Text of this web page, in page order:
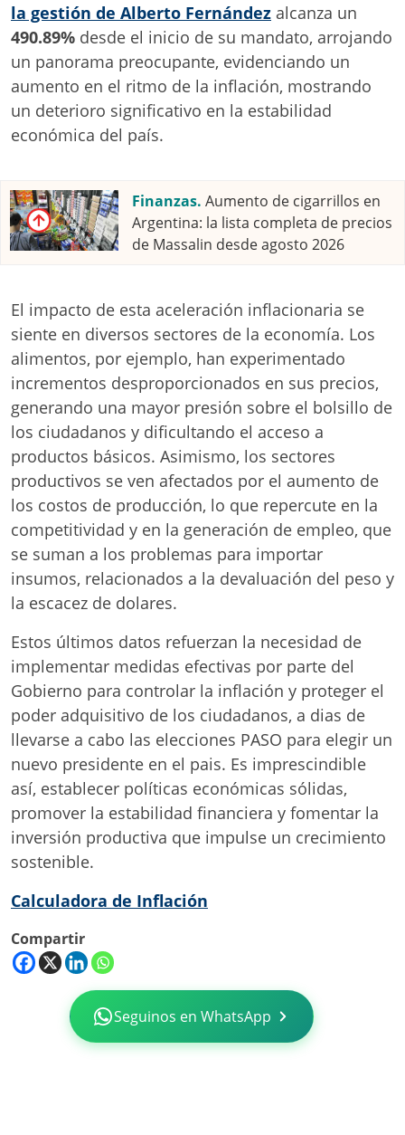
la gestión de Alberto Fernández alcanza un
490.89% desde el inicio de su mandato, arrojando
un panorama preocupante, evidenciando un
aumento en el ritmo de la inflación, mostrando
un deterioro significativo en la estabilidad
económica del país.
Finanzas. Aumento de cigarrillos en
Argentina: la lista completa de precios
de Massalin desde agosto 2026
El impacto de esta aceleración inflacionaria se
siente en diversos sectores de la economía. Los
alimentos, por ejemplo, han experimentado
incrementos desproporcionados en sus precios,
generando una mayor presión sobre el bolsillo de
los ciudadanos y dificultando el acceso a
productos básicos. Asimismo, los sectores
productivos se ven afectados por el aumento de
los costos de producción, lo que repercute en la
competitividad y en la generación de empleo, que
se suman a los problemas para importar
insumos, relacionados a la devaluación del peso y
la escacez de dolares.
Estos últimos datos refuerzan la necesidad de
implementar medidas efectivas por parte del
Gobierno para controlar la inflación y proteger el
poder adquisitivo de los ciudadanos, a dias de
llevarse a cabo las elecciones PASO para elegir un
nuevo presidente en el pais. Es imprescindible
así, establecer políticas económicas sólidas,
promover la estabilidad financiera y fomentar la
inversión productiva que impulse un crecimiento
sostenible.
Calculadora de Inflación
Compartir
Seguinos en WhatsApp